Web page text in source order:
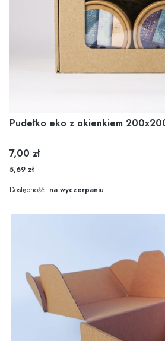
Pudełko eko z okienkiem
Cena
7,00 zł
5,69 zł
Dostępność: na wyczerpaniu